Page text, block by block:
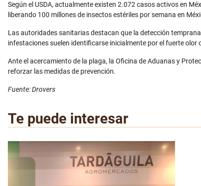
Según el USDA, actualmente existen 2.072 casos activos en
liberando 100 millones de insectos estériles por semana en
Las autoridades sanitarias destacan que la detección
infestaciones suelen identificarse inicialmente por el fuerte
Ante el acercamiento de la plaga, la Oficina de Aduanas y
reforzar las medidas de prevención.
Fuente: Drovers
Te puede interesar